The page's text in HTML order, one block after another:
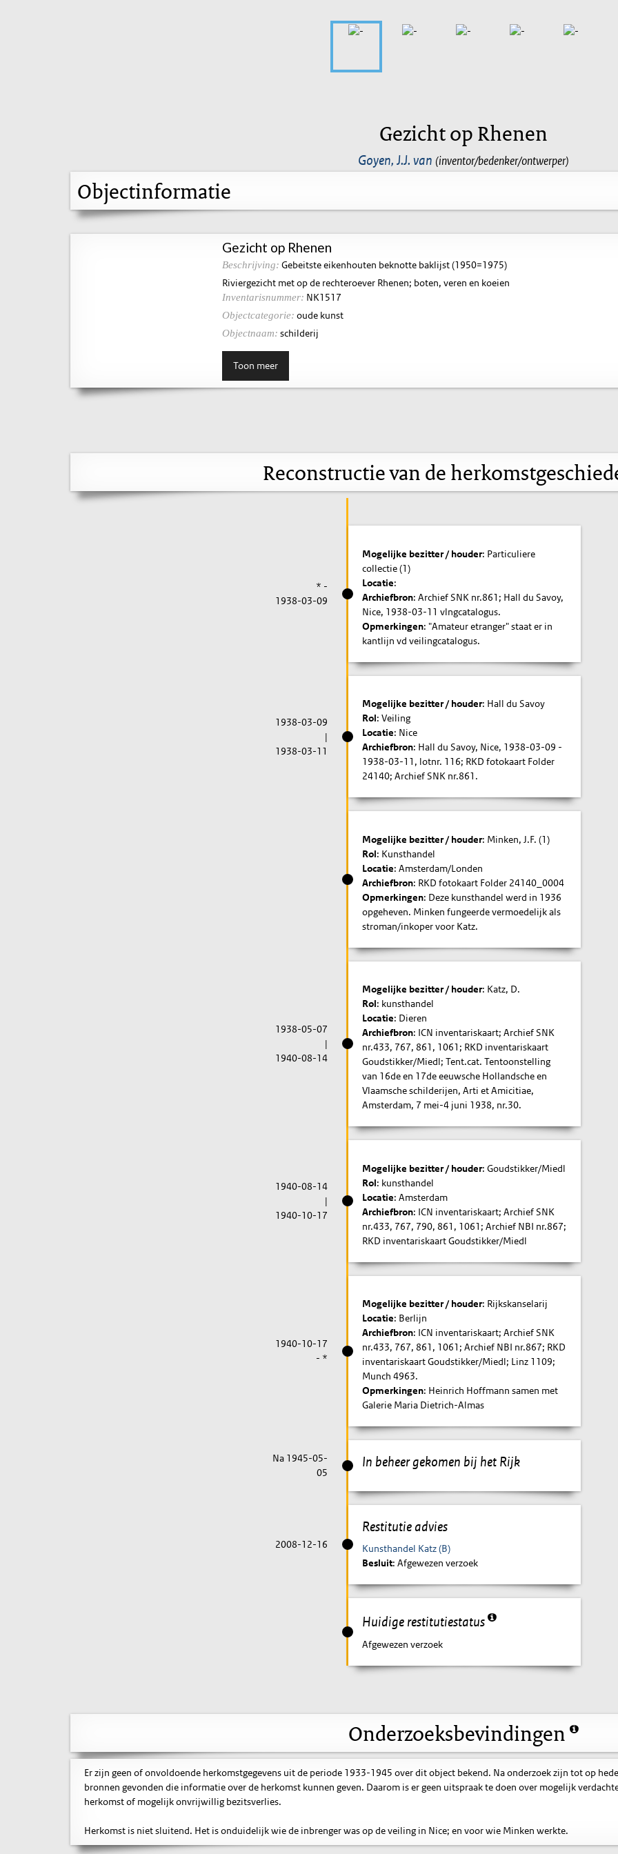
Gezicht op Rhenen
Goyen, J.J. van (inventor/bedenker/ontwerper)
Objectinformatie
Gezicht op Rhenen
Beschrijving: Gebeitste eikenhouten beknotte baklijst (1950=1975)
Riviergezicht met op de rechteroever Rhenen; boten, veren en koeien
Inventarisnummer: NK1517
Objectcategorie: oude kunst
Objectnaam: schilderij
Toon meer
Reconstructie van de
* -
1938-03-09
Mogelijke bezitter / houder: Particuliere
collectie (1)
Locatie:
Archiefbron: Archief SNK nr.861; Hall du Savoy,
Nice, 1938-03-11 vlngcatalogus.
Opmerkingen: "Amateur etranger" staat er in
kantlijn vd veilingcatalogus.
1938-03-09
|
1938-03-11
Mogelijke bezitter / houder: Hall du Savoy
Rol: Veiling
Locatie: Nice
Archiefbron: Hall du Savoy, Nice, 1938-03-09 -
1938-03-11, lotnr. 116; RKD fotokaart Folder
24140; Archief SNK nr.861.
Mogelijke bezitter / houder: Minken, J.F. (1)
Rol: Kunsthandel
Locatie: Amsterdam/Londen
Archiefbron: RKD fotokaart Folder 24140_0004
Opmerkingen: Deze kunsthandel werd in 1936
opgeheven. Minken fungeerde vermoedelijk als
stroman/inkoper voor Katz.
1938-05-07
|
1940-08-14
Mogelijke bezitter / houder: Katz, D.
Rol: kunsthandel
Locatie: Dieren
Archiefbron: ICN inventariskaart; Archief SNK
nr.433, 767, 861, 1061; RKD inventariskaart
Goudstikker/Miedl; Tent.cat. Tentoonstelling
van 16de en 17de eeuwsche Hollandsche en
Vlaamsche schilderijen, Arti et Amicitiae,
Amsterdam, 7 mei-4 juni 1938, nr.30.
1940-08-14
|
1940-10-17
Mogelijke bezitter / houder: Goudstikker/Miedl
Rol: kunsthandel
Locatie: Amsterdam
Archiefbron: ICN inventariskaart; Archief SNK
nr.433, 767, 790, 861, 1061; Archief NBI nr.867;
RKD inventariskaart Goudstikker/Miedl
1940-10-17
- *
Mogelijke bezitter / houder: Rijkskanselarij
Locatie: Berlijn
Archiefbron: ICN inventariskaart; Archief SNK
nr.433, 767, 861, 1061; Archief NBI nr.867; RKD
inventariskaart Goudstikker/Miedl; Linz 1109;
Munch 4963.
Opmerkingen: Heinrich Hoffmann samen met
Galerie Maria Dietrich-Almas
In beheer gekomen bij het Rijk
Na 1945-05-
05
Restitutie advies
2008-12-16
Kunsthandel Katz (B)
Besluit: Afgewezen verzoek
Huidige restitutiestatus
Afgewezen verzoek
Onderzoeksbevindingen
Er zijn geen of onvoldoende herkomstgegevens uit de periode 1933-1945 over dit object bekend. Na onderzoek zijn tot op
bronnen gevonden die informatie over de herkomst kunnen geven. Daarom is er geen uitspraak te doen over mogelijk
herkomst of mogelijk onvrijwillig bezitsverlies.
Herkomst is niet sluitend. Het is onduidelijk wie de inbrenger was op de veiling in Nice; en voor wie Minken werkte.